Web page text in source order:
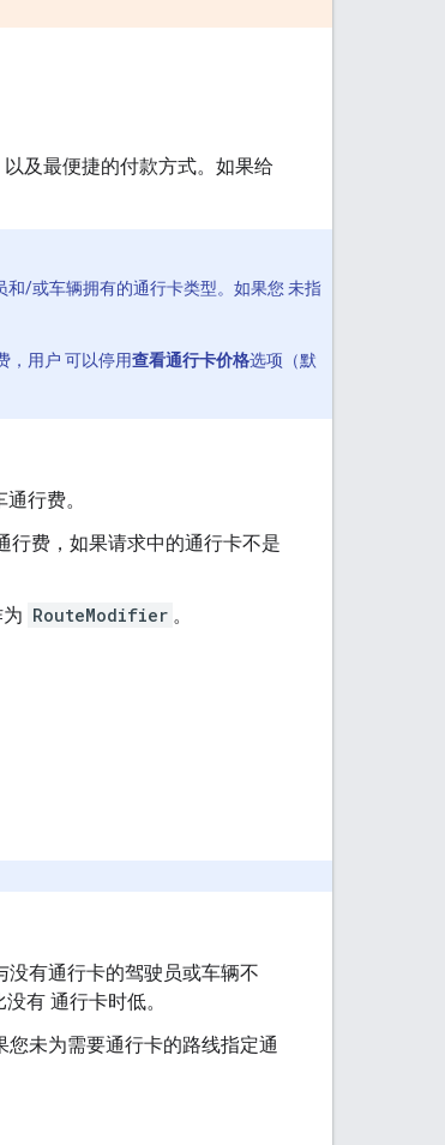
及最便捷的付款方式。如果给
和/或车辆拥有的通行卡类型。如果您 未指
，用户 可以停用查看通行卡价格选项（默
行费。
行费，如果请求中的通行卡不是
RouteModifier 。
没有通行卡的驾驶员或车辆不
有 通行卡时低。
您未为需要通行卡的路线指定通